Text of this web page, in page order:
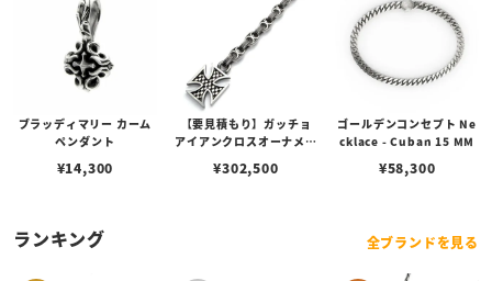
ブラッディマリー カーム
ペンダント
¥14,300
【要見積もり】ガッチョ
アイアンクロスオーナメン
クスハンターノッカー Ve
¥302,500
ゴールデンコンセプト Ne
cklace - Cuban 15 MM
¥58,300
ランキング 全ブランドを見る